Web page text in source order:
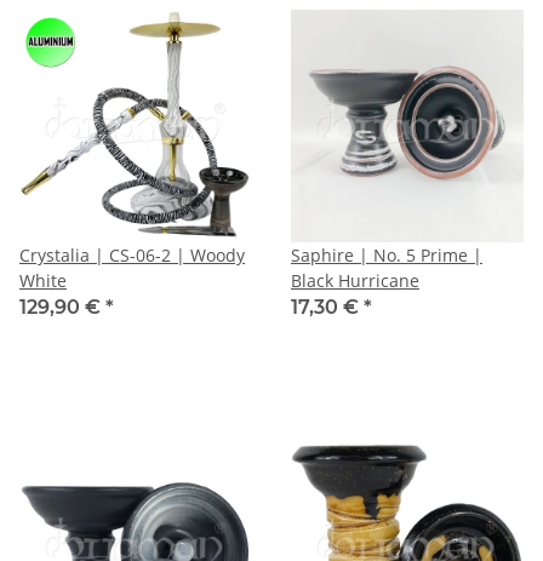
Crystalia | CS-06-2 | Woody
White
129,90 € *
Saphire | No. 5 Prime |
Black Hurricane
17,30 € *